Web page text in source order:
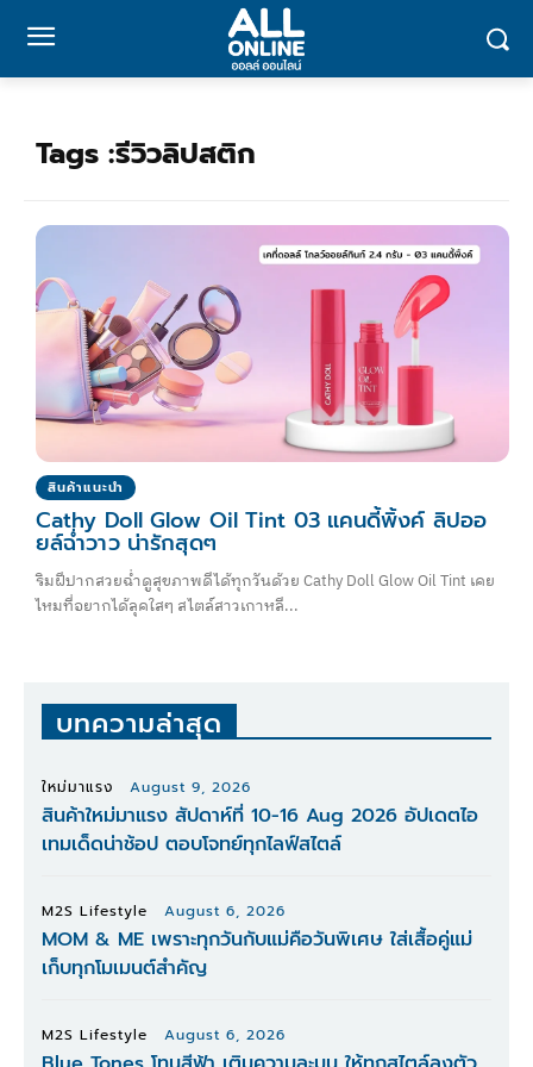
Tags :รีวิวลิปสติก
สินค้าแนะนำ
Cathy Doll Glow Oil Tint 03 แคนดี้พิ้งค์ ลิปออ
ยล์ฉ่ำวาว น่ารักสุดๆ
ริมฝีปากสวยฉ่ำดูสุขภาพดีได้ทุกวันด้วย Cathy Doll Glow Oil Tint เคย
ไหมที่อยากได้ลุคใสๆ สไตล์สาวเกาหลี...
บทความล่าสุด
ใหม่มาแรง August 9, 2026
สินค้าใหม่มาแรง สัปดาห์ที่ 10-16 Aug 2026 อัปเดตไอ
เทมเด็ดน่าช้อป ตอบโจทย์ทุกไลฟ์สไตล์
M2S Lifestyle August 6, 2026
MOM & ME เพราะทุกวันกับแม่คือวันพิเศษ ใส่เสื้อคู่แม่
เก็บทุกโมเมนต์สำคัญ
M2S Lifestyle August 6, 2026